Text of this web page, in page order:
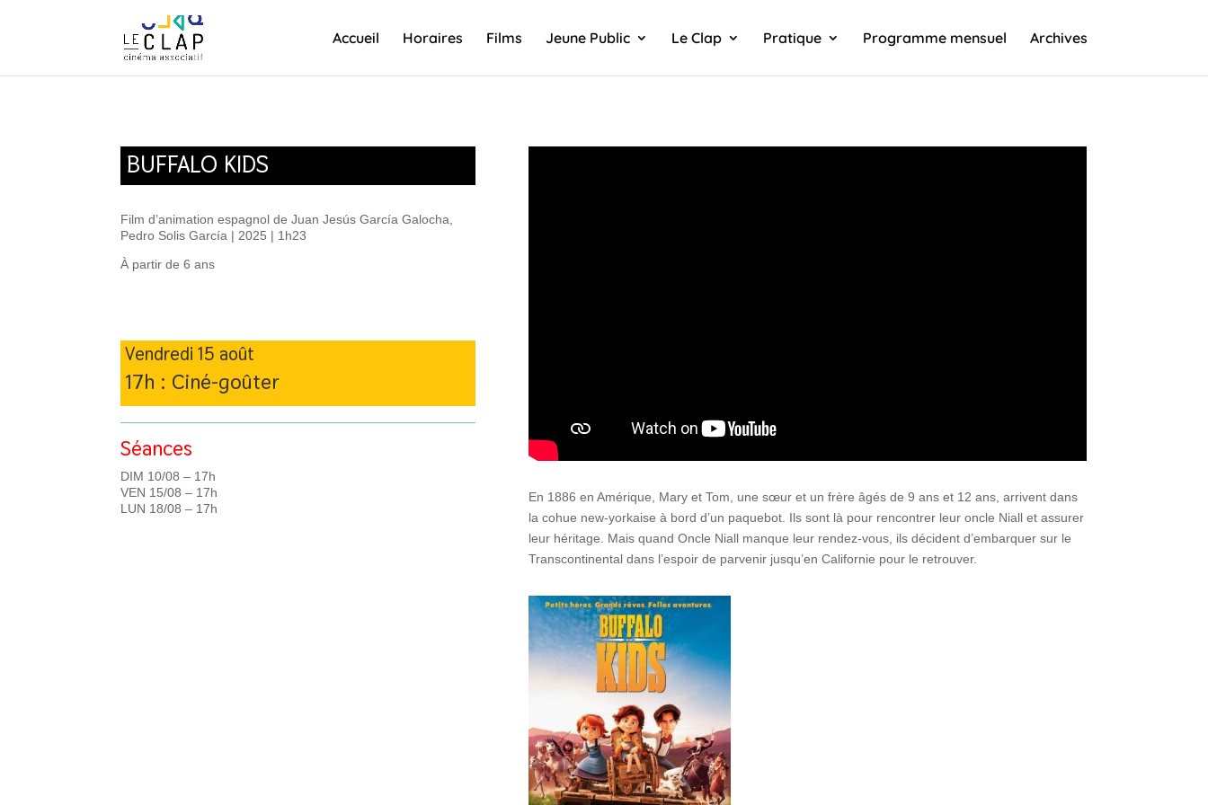
Accueil Horaires Films Jeune Public Le Clap Pratique Programme mensuel Archives
BUFFALO KIDS
Film d’animation espagnol de Juan Jesús García Galocha,
Pedro Solis García | 2025 | 1h23
À partir de 6 ans
Vendredi 15 août
17h : Ciné-goûter
Séances
DIM 10/08 – 17h
VEN 15/08 – 17h
LUN 18/08 – 17h
En 1886 en Amérique, Mary et Tom, une sœur et un frère âgés de 9 ans et 12 ans, arrivent dans
la cohue new-yorkaise à bord d’un paquebot. Ils sont là pour rencontrer leur oncle Niall et assurer
leur héritage. Mais quand Oncle Niall manque leur rendez-vous, ils décident d’embarquer sur le
Transcontinental dans l’espoir de parvenir jusqu’en Californie pour le retrouver.